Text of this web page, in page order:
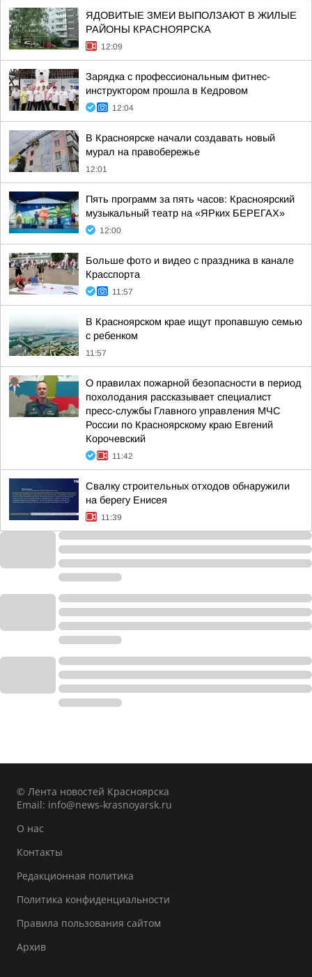
ЯДОВИТЫЕ ЗМЕИ ВЫПОЛЗАЮТ В ЖИЛЫЕ
РАЙОНЫ КРАСНОЯРСКА
12:09
Зарядка с профессиональным фитнес-
инструктором прошла в Кедровом
12:04
В Красноярске начали создавать новый
мурал на правобережье
12:01
Пять программ за пять часов: Красноярский
музыкальный театр на «ЯРких БЕРЕГАХ»
12:00
Больше фото и видео с праздника в канале
Красспорта
11:57
В Красноярском крае ищут пропавшую семью
с ребенком
11:57
О правилах пожарной безопасности в период
похолодания рассказывает специалист
пресс-службы Главного управления МЧС
России по Красноярскому краю Евгений
Корочевский
11:42
Свалку строительных отходов обнаружили
на берегу Енисея
11:39
© Лента новостей Красноярска
Email: info@news-krasnoyarsk.ru
О нас
Контакты
Редакционная политика
Политика конфиденциальности
Правила пользования сайтом
Архив